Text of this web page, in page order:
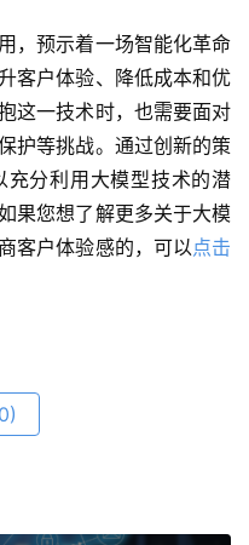
，预示着一场智能化革命
客户体验、降低成本和优
这一技术时，也需要面对
护等挑战。通过创新的策
分利用大模型技术的潜
果您想了解更多关于大模
客户体验感的，可以点击